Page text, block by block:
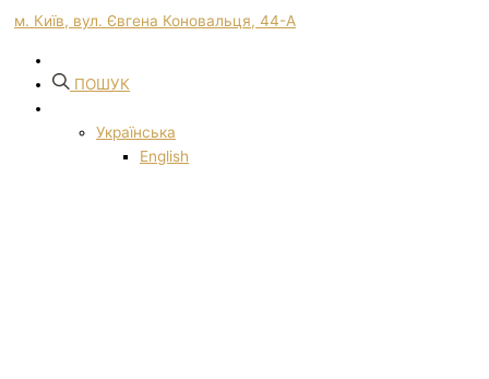
м. Київ, вул. Євгена Коновальця, 44-А
ПОШУК
Українська
English